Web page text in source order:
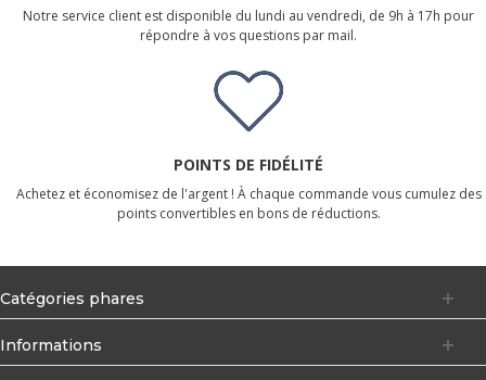
Notre service client est disponible du lundi au vendredi, de 9h à 17h pour
répondre à vos questions par mail.
POINTS DE FIDÉLITÉ
Achetez et économisez de l'argent ! À chaque commande vous cumulez des
points convertibles en bons de réductions.
Catégories phares
Informations